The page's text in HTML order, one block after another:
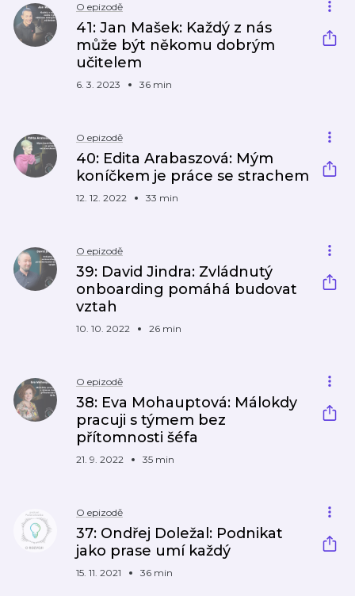
O epizodě
41: Jan Mašek: Každý z nás
může být někomu dobrým
učitelem
6. 3. 2023 36 min
O epizodě
40: Edita Arabaszová: Mým
koníčkem je práce se strachem
12. 12. 2022 33 min
O epizodě
39: David Jindra: Zvládnutý
onboarding pomáhá budovat
vztah
10. 10. 2022 26 min
O epizodě
38: Eva Mohauptová: Málokdy
pracuji s týmem bez
přítomnosti šéfa
21. 9. 2022 35 min
O epizodě
37: Ondřej Doležal: Podnikat
jako prase umí každý
15. 11. 2021 36 min